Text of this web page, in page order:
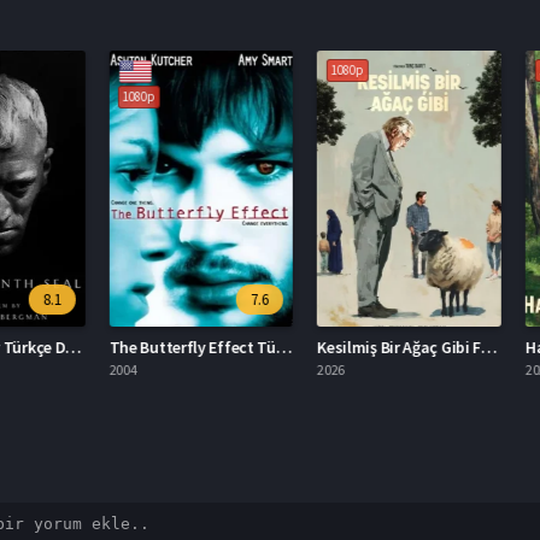
8.1
Yedinci Mühür Türkçe Dublaj İzle
1080p
7.6
The Butterfly Effect Türkçe Dublaj İzle Kesilmiş Bir Ağaç Gibi Filmi İzle
1080p